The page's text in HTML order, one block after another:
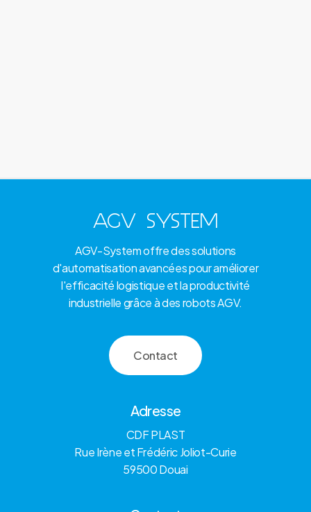
AGV SYSTEM
AGV-System offre des solutions
d'automatisation avancées pour améliorer
l'efficacité logistique et la productivité
industrielle grâce à des robots AGV.
Contact
Adresse
CDF PLAST
Rue Irène et Frédéric Joliot-Curie
59500 Douai